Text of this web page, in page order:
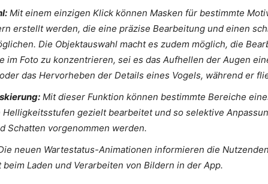
Mit einem einzigen Klick können Masken für bestimmte
erstellt werden, die eine präzise Bearbeitung und einen
Die Objektauswahl macht es zudem möglich, die
im Foto zu konzentrieren, sei es das Aufhellen der Augen
das Hervorheben der Details eines Vogels, während er
Mit dieser Funktion können bestimmte Bereiche
Helligkeitsstufen gezielt bearbeitet und so selektive
Schatten vorgenommen werden.
neuen Wartestatus-Animationen informieren die
Laden und Verarbeiten von Bildern in der App.